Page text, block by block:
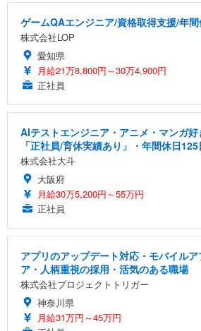
ゲームQAエンジニア/資格取得支援/年
株式会社LOP
愛知県
月給21万8,800円～30万4,900円
正社員
AIテストエンジニア・アニメ・マンガ
「正社員/育休実績あり」・年間休日125
株式会社大斗
大阪府
月給30万5,200円～55万円
正社員
アプリのアップデート対応・モバイル
ア・人柄重視の採用・活気のある職場
株式会社プロジェクトトリガー
神奈川県
月給31万円～45万円